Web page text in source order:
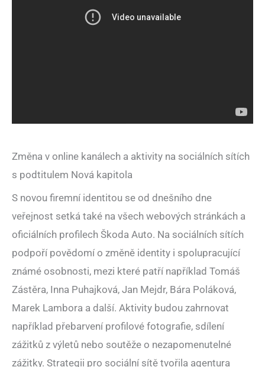
Změna v online kanálech a aktivity na sociálních sítích
s podtitulem Nová kapitola
S novou firemní identitou se od dnešního dne
veřejnost setká také na všech webových stránkách a
oficiálních profilech Škoda Auto. Na sociálních sítích
podpoří povědomí o změně identity i spolupracující
známé osobnosti, mezi které patří například Tomáš
Zástěra, Inna Puhajková, Jan Mejdr, Bára Poláková,
Marek Lambora a další. Aktivity budou zahrnovat
například přebarvení profilové fotografie, sdílení
zážitků z výletů nebo soutěže o nezapomenutelné
zážitky. Strategii pro sociální sítě tvořila agentura